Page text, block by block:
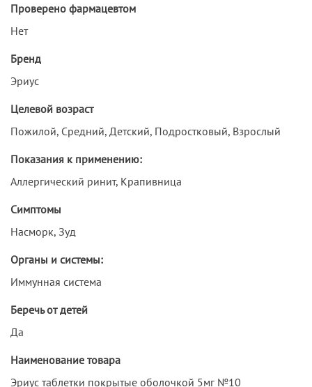
Проверено фармацевтом
Нет
Бренд
Эриус
Целевой возраст
Пожилой, Средний, Детский, Подростковый, Взрослый
Показания к применению:
Аллергический ринит, Крапивница
Симптомы
Насморк, Зуд
Органы и системы:
Иммунная система
Беречь от детей
Да
Наименование товара
Эриус таблетки покрытые оболочкой 5мг №10